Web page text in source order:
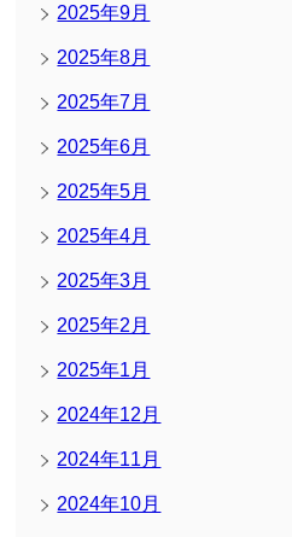
2025年9月
2025年8月
2025年7月
2025年6月
2025年5月
2025年4月
2025年3月
2025年2月
2025年1月
2024年12月
2024年11月
2024年10月